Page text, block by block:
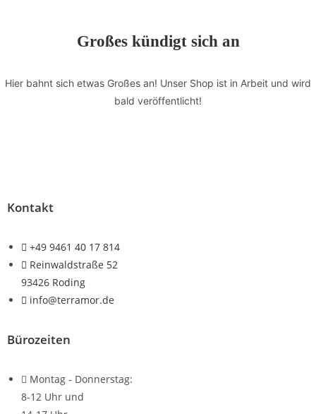
Großes kündigt sich an
Hier bahnt sich etwas Großes an! Unser Shop ist in Arbeit und wird
bald veröffentlicht!
Kontakt
+49 9461 40 17 814
Reinwaldstraße 52
93426 Roding
info@terramor.de
Bürozeiten
Montag - Donnerstag:
8-12 Uhr und